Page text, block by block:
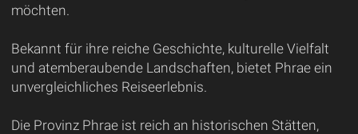
möchten.
Bekannt für ihre reiche Geschichte, kulturelle Vielfalt
und atemberaubende Landschaften, bietet Phrae ein
unvergleichliches Reiseerlebnis.
Die Provinz Phrae ist reich an historischen Stätten,